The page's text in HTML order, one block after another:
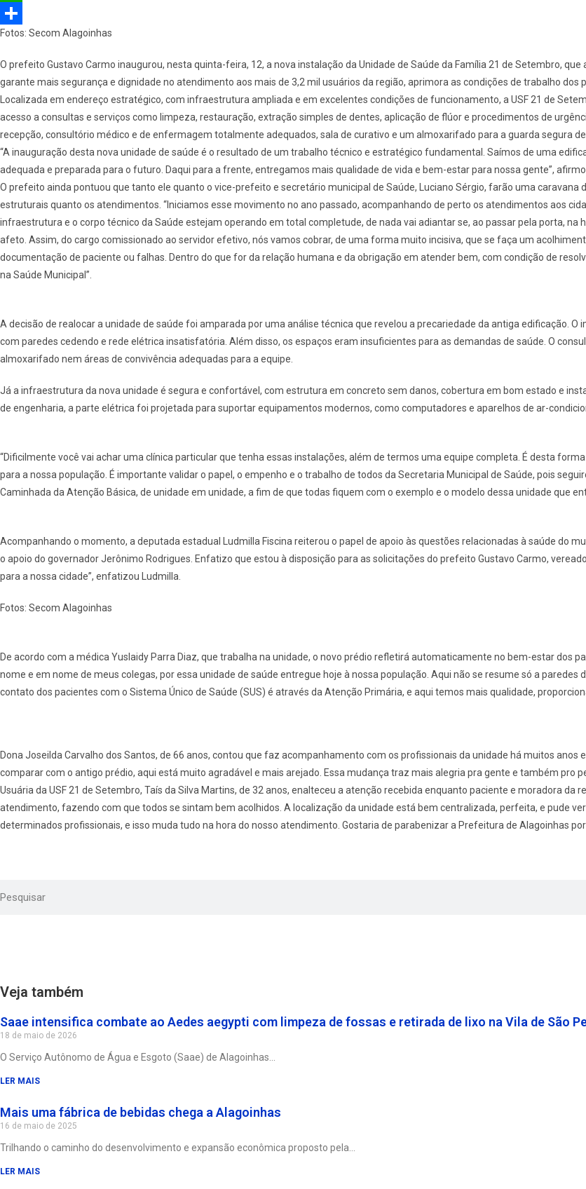
e
b
o
o
k
e
l
e
g
r
m
W
h
a
t
s
p
p
S
h
a
r
Fotos: Secom Alagoinhas
O prefeito Gustavo Carmo inaugurou, nesta quinta-feira, 12, a nova instalação da Unidade de Saúde da Família 21 de Setembro,
garante mais segurança e dignidade no atendimento aos mais de 3,2 mil usuários da região, aprimora as condições de trabalho dos
Localizada em endereço estratégico, com infraestrutura ampliada e em excelentes condições de funcionamento, a USF 21 de
acesso a consultas e serviços como limpeza, restauração, extração simples de dentes, aplicação de flúor e procedimentos de
recepção, consultório médico e de enfermagem totalmente adequados, sala de curativo e um almoxarifado para a guarda segura
“A inauguração desta nova unidade de saúde é o resultado de um trabalho técnico e estratégico fundamental. Saímos de uma
adequada e preparada para o futuro. Daqui para a frente, entregamos mais qualidade de vida e bem-estar para nossa gente”,
O prefeito ainda pontuou que tanto ele quanto o vice-prefeito e secretário municipal de Saúde, Luciano Sérgio, farão uma
estruturais quanto os atendimentos. “Iniciamos esse movimento no ano passado, acompanhando de perto os atendimentos aos
infraestrutura e o corpo técnico da Saúde estejam operando em total completude, de nada vai adiantar se, ao passar pela porta,
afeto. Assim, do cargo comissionado ao servidor efetivo, nós vamos cobrar, de uma forma muito incisiva, que se faça um
documentação de paciente ou falhas. Dentro do que for da relação humana e da obrigação em atender bem, com condição de
na Saúde Municipal”.
A decisão de realocar a unidade de saúde foi amparada por uma análise técnica que revelou a precariedade da antiga edificação.
com paredes cedendo e rede elétrica insatisfatória. Além disso, os espaços eram insuficientes para as demandas de saúde. O
almoxarifado nem áreas de convivência adequadas para a equipe.
Já a infraestrutura da nova unidade é segura e confortável, com estrutura em concreto sem danos, cobertura em bom estado e
de engenharia, a parte elétrica foi projetada para suportar equipamentos modernos, como computadores e aparelhos de ar-
“Dificilmente você vai achar uma clínica particular que tenha essas instalações, além de termos uma equipe completa. É desta
para a nossa população. É importante validar o papel, o empenho e o trabalho de todos da Secretaria Municipal de Saúde, pois
Caminhada da Atenção Básica, de unidade em unidade, a fim de que todas fiquem com o exemplo e o modelo dessa unidade que
Acompanhando o momento, a deputada estadual Ludmilla Fiscina reiterou o papel de apoio às questões relacionadas à saúde do
o apoio do governador Jerônimo Rodrigues. Enfatizo que estou à disposição para as solicitações do prefeito Gustavo Carmo,
para a nossa cidade”, enfatizou Ludmilla.
Fotos: Secom Alagoinhas
De acordo com a médica Yuslaidy Parra Diaz, que trabalha na unidade, o novo prédio refletirá automaticamente no bem-estar dos
nome e em nome de meus colegas, por essa unidade de saúde entregue hoje à nossa população. Aqui não se resume só a
contato dos pacientes com o Sistema Único de Saúde (SUS) é através da Atenção Primária, e aqui temos mais qualidade,
Dona Joseilda Carvalho dos Santos, de 66 anos, contou que faz acompanhamento com os profissionais da unidade há muitos
comparar com o antigo prédio, aqui está muito agradável e mais arejado. Essa mudança traz mais alegria pra gente e também pro
Usuária da USF 21 de Setembro, Taís da Silva Martins, de 32 anos, enalteceu a atenção recebida enquanto paciente e moradora da
atendimento, fazendo com que todos se sintam bem acolhidos. A localização da unidade está bem centralizada, perfeita, e pude
determinados profissionais, e isso muda tudo na hora do nosso atendimento. Gostaria de parabenizar a Prefeitura de Alagoinhas por
Veja também
Saae intensifica combate ao Aedes aegypti com limpeza de fossas e retirada de lixo na Vila de São
18 de maio de 2026
O Serviço Autônomo de Água e Esgoto (Saae) de Alagoinhas
LER MAIS
Mais uma fábrica de bebidas chega a Alagoinhas
16 de maio de 2025
Trilhando o caminho do desenvolvimento e expansão econômica proposto pela
LER MAIS